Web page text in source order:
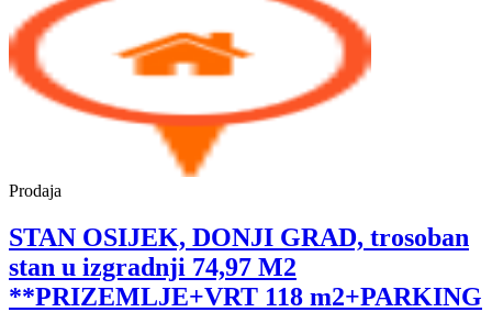
izgradnji
84,67m2
***
2.KAT+PARKING
Prodaja
STAN OSIJEK, DONJI GRAD, trosoban
stan u izgradnji 74,97 M2
**PRIZEMLJE+VRT 118 m2+PARKING